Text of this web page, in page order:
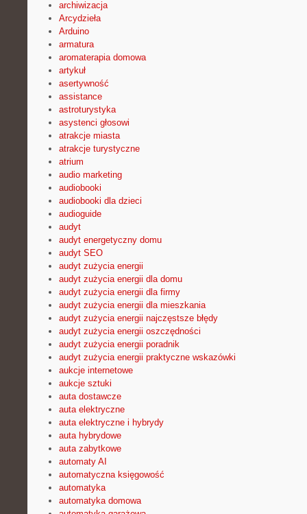
archiwizacja
Arcydzieła
Arduino
armatura
aromaterapia domowa
artykuł
asertywność
assistance
astroturystyka
asystenci głosowi
atrakcje miasta
atrakcje turystyczne
atrium
audio marketing
audiobooki
audiobooki dla dzieci
audioguide
audyt
audyt energetyczny domu
audyt SEO
audyt zużycia energii
audyt zużycia energii dla domu
audyt zużycia energii dla firmy
audyt zużycia energii dla mieszkania
audyt zużycia energii najczęstsze błędy
audyt zużycia energii oszczędności
audyt zużycia energii poradnik
audyt zużycia energii praktyczne wskazówki
aukcje internetowe
aukcje sztuki
auta dostawcze
auta elektryczne
auta elektryczne i hybrydy
auta hybrydowe
auta zabytkowe
automaty AI
automatyczna księgowość
automatyka
automatyka domowa